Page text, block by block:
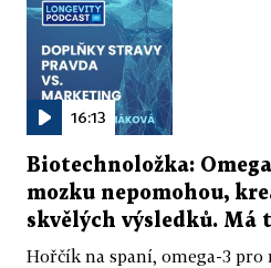
16:13
Biotechnoložka:
mozku nepomohou,
skvělých výsledků. Má
Hořčík na spaní, omega-3 pro